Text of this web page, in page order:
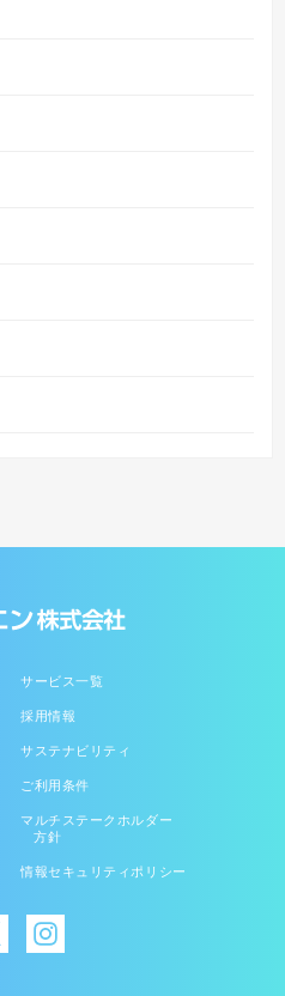
サービス一覧
採用情報
サステナビリティ
ご利用条件
マルチステークホルダー
方針
情報セキュリティポリシー